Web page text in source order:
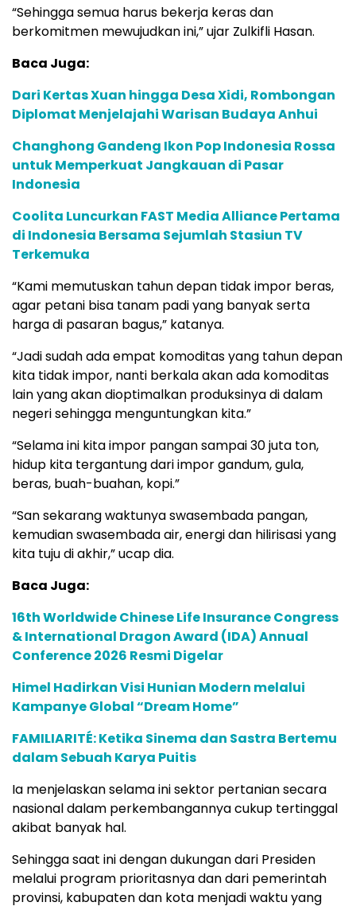
“Sehingga semua harus bekerja keras dan
berkomitmen mewujudkan ini,” ujar Zulkifli Hasan.
Baca Juga:
Dari Kertas Xuan hingga Desa Xidi, Rombongan
Diplomat Menjelajahi Warisan Budaya Anhui
Changhong Gandeng Ikon Pop Indonesia Rossa
untuk Memperkuat Jangkauan di Pasar
Indonesia
Coolita Luncurkan FAST Media Alliance Pertama
di Indonesia Bersama Sejumlah Stasiun TV
Terkemuka
“Kami memutuskan tahun depan tidak impor beras,
agar petani bisa tanam padi yang banyak serta
harga di pasaran bagus,” katanya.
“Jadi sudah ada empat komoditas yang tahun depan
kita tidak impor, nanti berkala akan ada komoditas
lain yang akan dioptimalkan produksinya di dalam
negeri sehingga menguntungkan kita.”
“Selama ini kita impor pangan sampai 30 juta ton,
hidup kita tergantung dari impor gandum, gula,
beras, buah-buahan, kopi.”
“San sekarang waktunya swasembada pangan,
kemudian swasembada air, energi dan hilirisasi yang
kita tuju di akhir,” ucap dia.
Baca Juga:
16th Worldwide Chinese Life Insurance Congress
& International Dragon Award (IDA) Annual
Conference 2026 Resmi Digelar
Himel Hadirkan Visi Hunian Modern melalui
Kampanye Global “Dream Home”
FAMILIARITÉ: Ketika Sinema dan Sastra Bertemu
dalam Sebuah Karya Puitis
Ia menjelaskan selama ini sektor pertanian secara
nasional dalam perkembangannya cukup tertinggal
akibat banyak hal.
Sehingga saat ini dengan dukungan dari Presiden
melalui program prioritasnya dan dari pemerintah
provinsi, kabupaten dan kota menjadi waktu yang